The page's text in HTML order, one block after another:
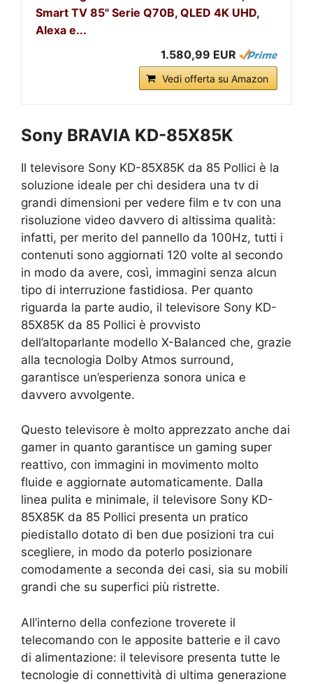
Smart TV 85" Serie Q70B, QLED 4K UHD,
Alexa e...
1.580,99 EUR
Vedi offerta su Amazon
Sony BRAVIA KD-85X85K
Il televisore Sony KD-85X85K da 85 Pollici è la
soluzione ideale per chi desidera una tv di
grandi dimensioni per vedere film e tv con una
risoluzione video davvero di altissima qualità:
infatti, per merito del pannello da 100Hz, tutti i
contenuti sono aggiornati 120 volte al secondo
in modo da avere, così, immagini senza alcun
tipo di interruzione fastidiosa. Per quanto
riguarda la parte audio, il televisore Sony KD-
85X85K da 85 Pollici è provvisto
dell’altoparlante modello X-Balanced che, grazie
alla tecnologia Dolby Atmos surround,
garantisce un’esperienza sonora unica e
davvero avvolgente.
Questo televisore è molto apprezzato anche dai
gamer in quanto garantisce un gaming super
reattivo, con immagini in movimento molto
fluide e aggiornate automaticamente. Dalla
linea pulita e minimale, il televisore Sony KD-
85X85K da 85 Pollici presenta un pratico
piedistallo dotato di ben due posizioni tra cui
scegliere, in modo da poterlo posizionare
comodamente a seconda dei casi, sia su mobili
grandi che su superfici più ristrette.
All’interno della confezione troverete il
telecomando con le apposite batterie e il cavo
di alimentazione: il televisore presenta tutte le
tecnologie di connettività di ultima generazione